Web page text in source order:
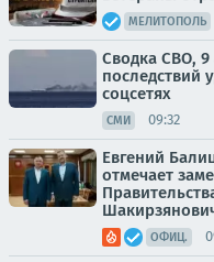
МЕЛИТОПОЛЬ
Сводка СВО,
последствий
соцсетях
СМИ 09:32
Евгений
отмечает
ОФИЦ.